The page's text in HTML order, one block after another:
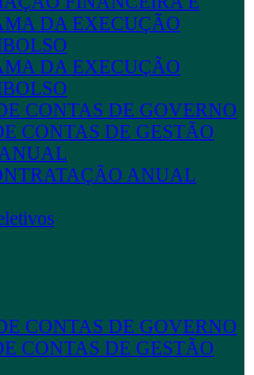
DA EXECUÇÃO
DA EXECUÇÃO
CONTAS DE GOVERNO
CONTAS DE GESTÃO
ANUAL
CONTAS DE GOVERNO
CONTAS DE GESTÃO